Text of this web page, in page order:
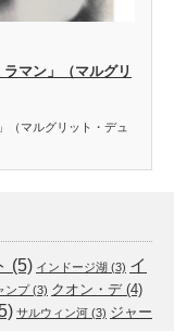
マン」（マルグリ
（マルグリット・デュ
(5) インドージ湖 (3) イ
ンプ(3) クオン・デ(4)
サルウィン河 (3) ジャー